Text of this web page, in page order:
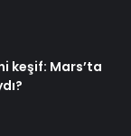
keşif: Mars’ta